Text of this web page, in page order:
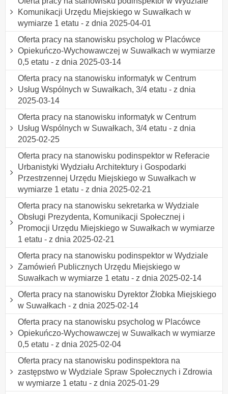
Komunikacji Urzędu Miejskiego w Suwałkach w
wymiarze 1 etatu - z dnia 2025-04-01
Oferta pracy na stanowisku psycholog w Placówce
Opiekuńczo-Wychowawczej w Suwałkach w wymiarze
0,5 etatu - z dnia 2025-03-14
Oferta pracy na stanowisku informatyk w Centrum
Usług Wspólnych w Suwałkach, 3/4 etatu - z dnia
2025-03-14
Oferta pracy na stanowisku informatyk w Centrum
Usług Wspólnych w Suwałkach, 3/4 etatu - z dnia
2025-02-25
Oferta pracy na stanowisku podinspektor w Referacie
Urbanistyki Wydziału Architektury i Gospodarki
Przestrzennej Urzędu Miejskiego w Suwałkach w
wymiarze 1 etatu - z dnia 2025-02-21
Oferta pracy na stanowisku sekretarka w Wydziale
Obsługi Prezydenta, Komunikacji Społecznej i
Promocji Urzędu Miejskiego w Suwałkach w wymiarze
1 etatu - z dnia 2025-02-21
Oferta pracy na stanowisku podinspektor w Wydziale
Zamówień Publicznych Urzędu Miejskiego w
Suwałkach w wymiarze 1 etatu - z dnia 2025-02-14
Oferta pracy na stanowisku Dyrektor Żłobka Miejskiego
w Suwałkach - z dnia 2025-02-14
Oferta pracy na stanowisku psycholog w Placówce
Opiekuńczo-Wychowawczej w Suwałkach w wymiarze
0,5 etatu - z dnia 2025-02-04
Oferta pracy na stanowisku podinspektora na
zastępstwo w Wydziale Spraw Społecznych i Zdrowia
w wymiarze 1 etatu - z dnia 2025-01-29